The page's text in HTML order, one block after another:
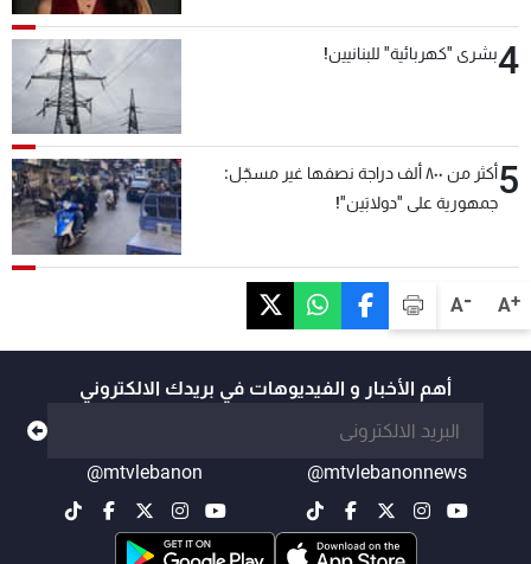
A+
A-
4بشرى "كهربائية" للبنانيين!
5
أكثر من ٨٠٠ ألف دراجة نصفها غير مسجّل:
جمهورية على "دولابَين"!
أهم الأخبار و الفيديوهات في بريدك الالكتروني
@mtvlebanonnews
@mtvlebanon